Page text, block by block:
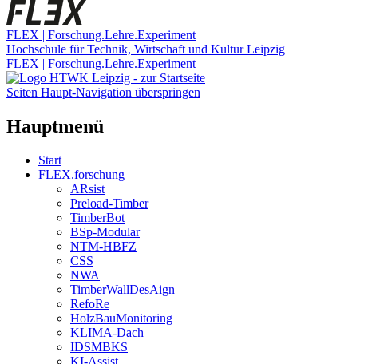
FLEX | Forschung.Lehre.Experiment
Hochschule für Technik, Wirtschaft und Kultur Leipzig
FLEX | Forschung.Lehre.Experiment
Seiten Haupt-Navigation überspringen
Hauptmenü
Start
FLEX.forschung
ARsist
Preload-Timber
TimberBot
BSp-Modular
NTM-HBFZ
CSS
NWA
TimberWallDesAign
RefoRe
HolzBauMonitoring
KLIMA-Dach
IDSMBKS
KI-Assist